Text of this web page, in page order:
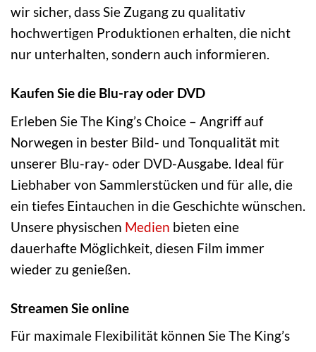
wir sicher, dass Sie Zugang zu qualitativ
hochwertigen Produktionen erhalten, die nicht
nur unterhalten, sondern auch informieren.
Kaufen Sie die Blu-ray oder DVD
Erleben Sie The King’s Choice – Angriff auf
Norwegen in bester Bild- und Tonqualität mit
unserer Blu-ray- oder DVD-Ausgabe. Ideal für
Liebhaber von Sammlerstücken und für alle, die
ein tiefes Eintauchen in die Geschichte wünschen.
Unsere physischen Medien bieten eine
dauerhafte Möglichkeit, diesen Film immer
wieder zu genießen.
Streamen Sie online
Für maximale Flexibilität können Sie The King’s